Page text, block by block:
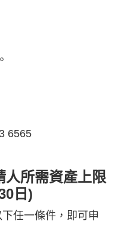
6565
人所需資產上限
日)
任一條件，即可申